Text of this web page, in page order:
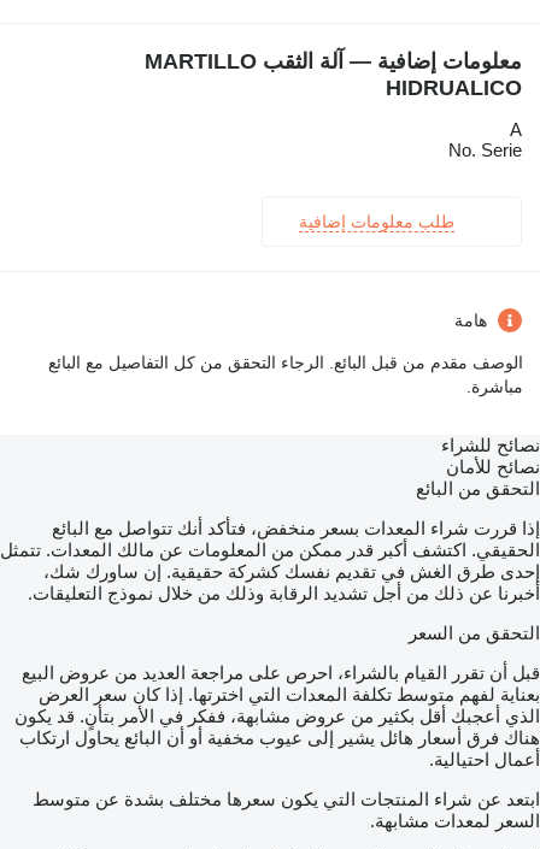
معلومات إضافية — آلة الثقب MARTILLO
HIDRUALICO
A
No. Serie
طلب معلومات إضافية
هامة
الوصف مقدم من قبل البائع. الرجاء التحقق من كل التفاصيل مع البائع
مباشرة.
نصائح للشراء
نصائح للأمان
التحقق من البائع
إذا قررت شراء المعدات بسعر منخفض، فتأكد أنك تتواصل مع البائع
الحقيقي. اكتشف أكبر قدر ممكن من المعلومات عن مالك المعدات. تتمثل
إحدى طرق الغش في تقديم نفسك كشركة حقيقية. إن ساورك شك،
أخبرنا عن ذلك من أجل تشديد الرقابة وذلك من خلال نموذج التعليقات.
التحقق من السعر
قبل أن تقرر القيام بالشراء، احرص على مراجعة العديد من عروض البيع
بعناية لفهم متوسط تكلفة المعدات التي اخترتها. إذا كان سعر العرض
الذي أعجبك أقل بكثير من عروض مشابهة، ففكر في الأمر بتأنٍ. قد يكون
هناك فرق أسعار هائل يشير إلى عيوب مخفية أو أن البائع يحاول ارتكاب
أعمال احتيالية.
ابتعد عن شراء المنتجات التي يكون سعرها مختلف بشدة عن متوسط
السعر لمعدات مشابهة.